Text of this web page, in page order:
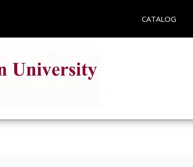
CATALOG